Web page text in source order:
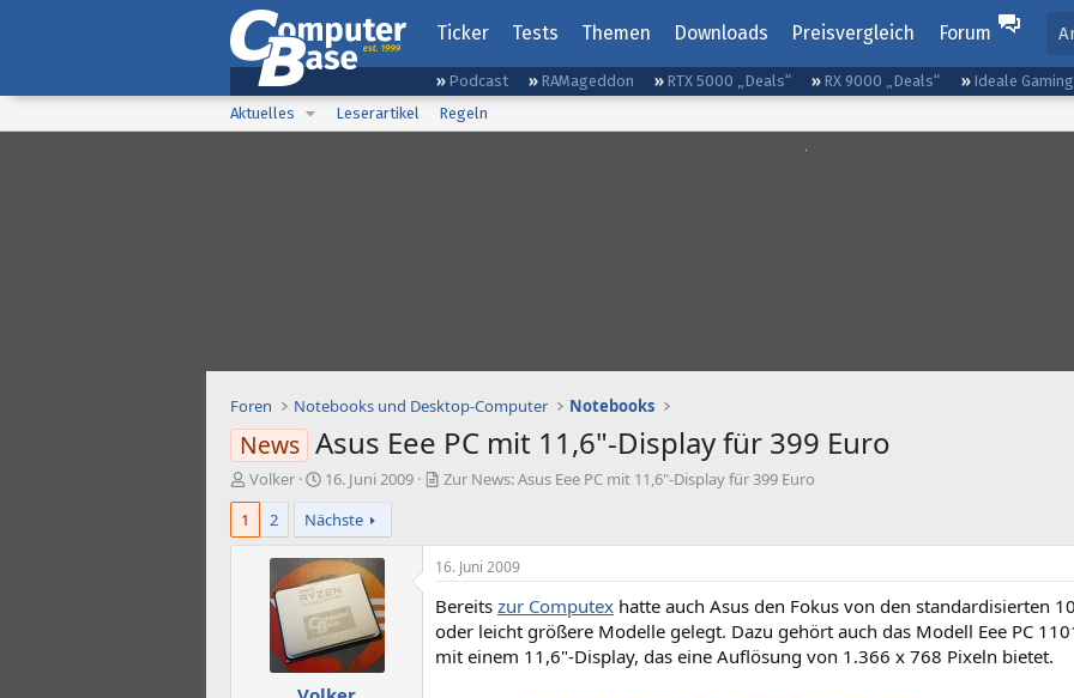
Ticker Tests Themen Downloads Preisvergleich Forum
Podcast RAMageddon RTX 5000 „Deals“ RX 9000 „Deals“ Ideale
Aktuelles
Leserartikel Regeln
Foren Notebooks und Desktop-Computer Notebooks
News Asus Eee PC mit 11,6"-Display für 399 Euro
E
r
t
Volker
E
r
s
t
e
l
l
t
a
m
16. Juni 2009
Zur News: Asus Eee PC mit 11,6"-Display für 399 Euro
1
2 Nächste
16. Juni 2009
Bereits zur Computex hatte auch Asus den Fokus von den standardisierten
oder leicht größere Modelle gelegt. Dazu gehört auch das Modell Eee PC
mit einem 11,6"-Display, das eine Auflösung von 1.366 x 768 Pixeln bietet.